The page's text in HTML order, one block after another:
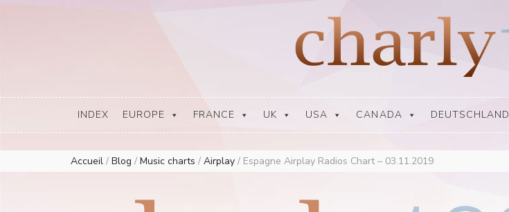
Europe Airplay Charts Radios Music Worldwide – Charly1300
European Music Charts plus USA and Australia
INDEX EUROPE FRANCE UK USA CANADA DEUTSCHLAND
Accueil / Blog / Music charts / Airplay / Espagne Airplay Radios Chart – 03.11.2019